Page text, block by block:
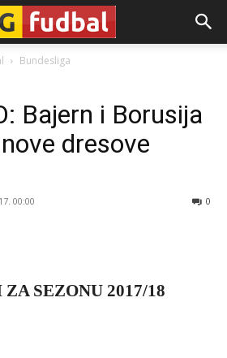
Bundesliga
Bajern i Borusija
dresove
00:00 0
SEZONU 2017/18